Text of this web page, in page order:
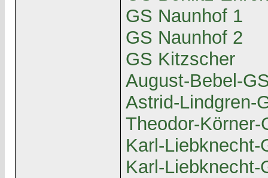
GS Naunhof 1
GS Naunhof 2
GS Kitzscher
August-Bebel-
Astrid-Lindgren-
Theodor-Körner-
Karl-Liebknecht-
Karl-Liebknecht-